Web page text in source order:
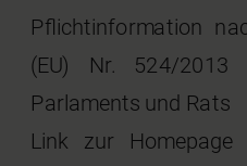
Pflichtinformation
(EU) Nr. 524/2013
Parlaments und Rats
Link zur